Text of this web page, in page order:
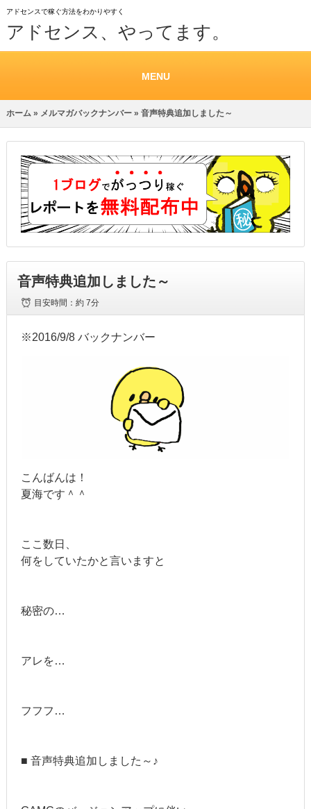
アドセンスで稼ぐ方法をわかりやすく
アドセンス、やってます。
MENU
ホーム» メルマガバックナンバー» 音声特典追加しました～
音声特典追加しました～
目安時間：約 7分
※2016/9/8 バックナンバー
こんばんは！
夏海です＾＾
ここ数日、
何をしていたかと言いますと
秘密の…
アレを…
フフフ…
■ 音声特典追加しました～♪